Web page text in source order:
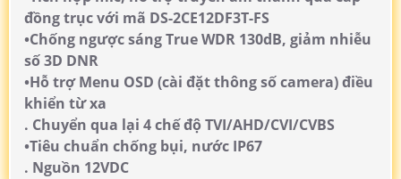
đồng trục với mã DS-2CE12DF3T-FS
•Chống ngược sáng True WDR 130dB, giảm nhiễu
số 3D DNR
•Hỗ trợ Menu OSD (cài đặt thông số camera) điều
khiển từ xa
. Chuyển qua lại 4 chế độ TVI/AHD/CVI/CVBS
•Tiêu chuẩn chống bụi, nước IP67
. Nguồn 12VDC